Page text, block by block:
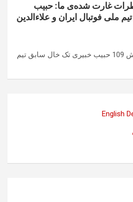
غارت شده‌ی ‌ما: حبیب
ملی فوتبال ایران و علاء‌الدین
به نقل از ویژه نامه ی آرش 109 حبیب خبیری تک خال سابق تیم
English